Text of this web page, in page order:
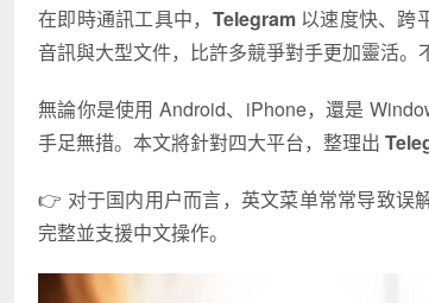
在即時通訊工具中， Telegram以速度快、跨
音訊與大型文件，比許多競爭對手更加靈活。
無論你是使用 Android、iPhone，還是
手足無措。本文將針對四大平台，整理出
👉 对于国内用户而言，英文菜单常常导致误
完整並支援中文操作。